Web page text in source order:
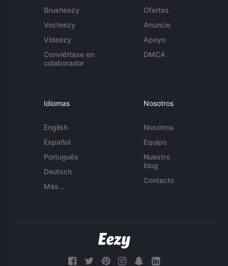
Brusheezy
Vecteezy
Videezy
Conviértase en
colaborador
Ofertas
Anuncie
Apoyo
DMCA
Idiomas
English
Español
Português
Deutsch
Más...
Nosotros
Nosotros
Equipo
Nuestro
blog
Contacto